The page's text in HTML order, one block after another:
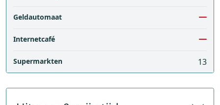
Geldautomaat
Internetcafé
Supermarkten 13